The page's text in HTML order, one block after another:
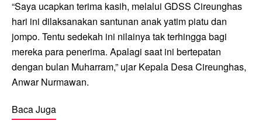
“Saya ucapkan terima kasih, melalui GDSS Cireunghas
hari ini dilaksanakan santunan anak yatim piatu dan
jompo. Tentu sedekah ini nilainya tak terhingga bagi
mereka para penerima. Apalagi saat ini bertepatan
dengan bulan Muharram,” ujar Kepala Desa Cireunghas,
Anwar Nurmawan.
Baca Juga